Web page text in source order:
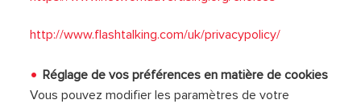
http://www.flashtalking.com/uk/privacypolicy/
Réglage de vos préférences en matière de cookies
Vous pouvez modifier les paramètres de votre